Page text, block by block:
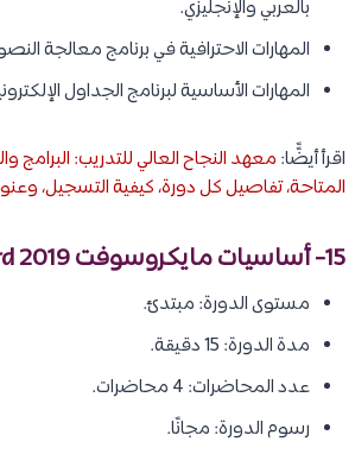
بالعربي والإنجليزي.
المهارات الاحترافية في برنامج معالجة
المهارات الأساسية لبرنامج الجداول
اقرأ أيضًًا: معهد النجاح العالي للتدريب: البرامج
المتاحة، تفاصيل كل دورة، كيفية التسجيل،
15- أساسيات مايكروسوفت Word 2019:
مستوى الدورة: مبتدئ.
مدة الدورة: 15 دقيقة.
عدد المحاضرات: 4 محاضرات.
رسوم الدورة: مجانًا.